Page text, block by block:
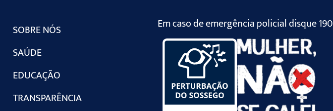
SOBRE NÓS
SAÚDE
EDUCAÇÃO
TRANSPARÊNCIA
Em caso de emergência policial disque 190